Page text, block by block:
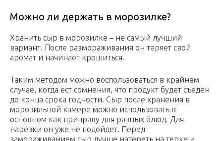
Можно ли держать в морозилке?
Хранить сыр в морозилке – не самый лучший
вариант. После размораживания он теряет свой
аромат и начинает крошиться.
Таким методом можно воспользоваться в крайнем
случае, когда ест сомнения, что продукт будет съеден
до конца срока годности. Сыр после хранения в
морозильной камере можно использовать в
основном как приправу для разных блюд. Для
нарезки он уже не подойдет. Перед
замораживанием сыр лучше натереть на терке и